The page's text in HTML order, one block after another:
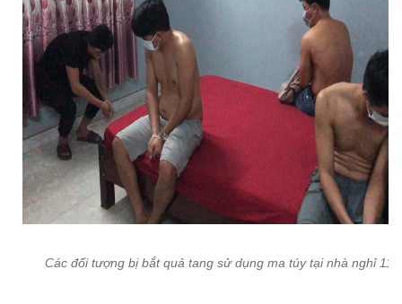
Các đối tượng bị bắt quả tang sử dụng ma túy tại nhà nghỉ 111